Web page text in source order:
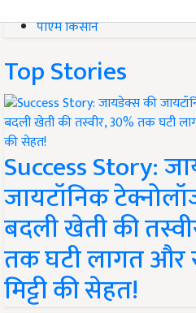
पीएम किसान
Top Stories
Success Story:
जायटॉनिक
बदली खेती की
तक घटी लागत और
मिट्टी की सेहत!